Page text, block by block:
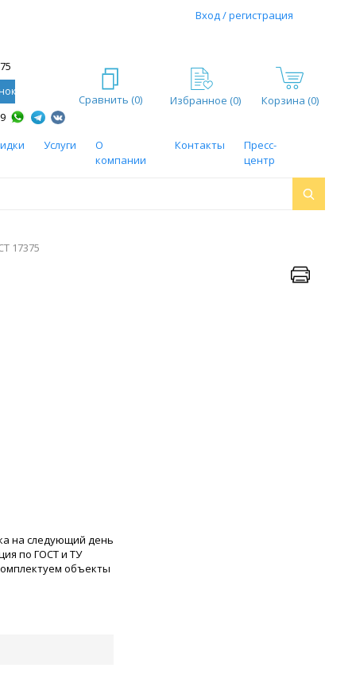
Вход / регистрация
Сравнить (0) Избранное (0) Корзина (0)
Услуги
О
компании
Контакты
Пресс-
центр
17375
на следующий день
по ГОСТ и ТУ
объекты